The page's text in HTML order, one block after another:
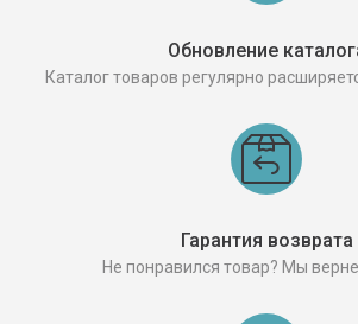
Обновление
Каталог товаров регулярно
Гарантия возврата
Не понравился товар? Мы